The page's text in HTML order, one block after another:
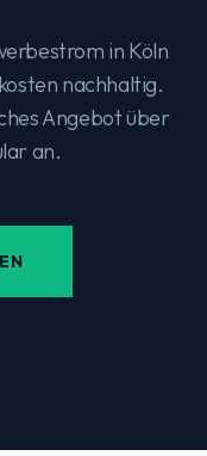
in Köln
nachhaltig.
Angebot über
an.